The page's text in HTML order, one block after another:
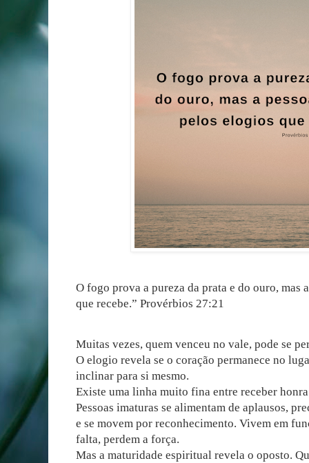
O fogo prova a pureza da prata e do ouro, mas
que recebe.” Provérbios 27:21
Muitas vezes, quem venceu no vale, pode se
O elogio revela se o coração permanece no
inclinar para si mesmo.
Existe uma linha muito fina entre receber
Pessoas imaturas se alimentam de aplausos,
e se movem por reconhecimento. Vivem em
falta, perdem a força.
Mas a maturidade espiritual revela o oposto.